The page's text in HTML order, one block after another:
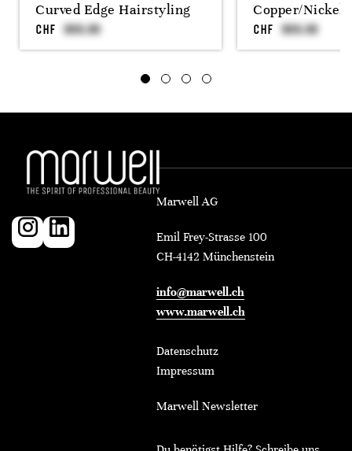
Curved Edge Hairstyling
CHF
Copper/Nickel
CHF
Marwell AG
Emil Frey-Strasse 100
CH-4142 Münchenstein
info@marwell.ch
www.marwell.ch
Datenschutz
Impressum
Marwell Newsletter